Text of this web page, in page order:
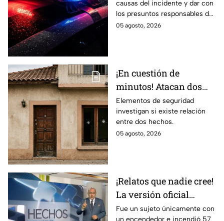
en trag3dia! Así perdió
la vid4 un velador
mientras laboraba
causas del incidente y dar con
los presuntos responsables del
hecho.
05 agosto, 2026
¡En cuestión de
minutos! Atacan dos
viviendas en distinto
puntos en Celaya; así
ocurrió
Elementos de seguridad
investigan si existe relación
entre dos hechos.
05 agosto, 2026
¡Relatos que nadie cree!
La versión oficial
pretende que creamos
Fue un sujeto únicamente con